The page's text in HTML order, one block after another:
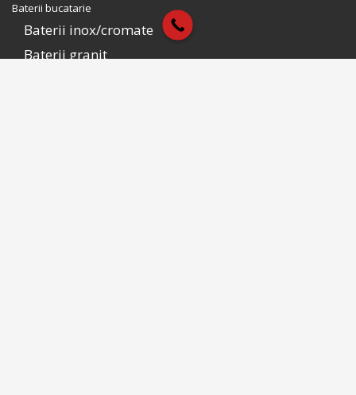
Baterii bucatarie
Baterii inox/cromate
Baterii granit